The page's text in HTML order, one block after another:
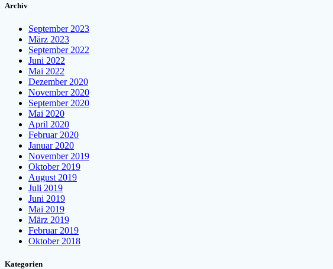
Archiv
September 2023
März 2023
September 2022
Juni 2022
Mai 2022
Dezember 2020
November 2020
September 2020
Mai 2020
April 2020
Februar 2020
Januar 2020
November 2019
Oktober 2019
August 2019
Juli 2019
Juni 2019
Mai 2019
März 2019
Februar 2019
Oktober 2018
Kategorien